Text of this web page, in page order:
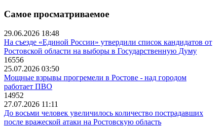
Самое просматриваемое
29.06.2026 18:48
На съезде «Единой России» утвердили список кандидатов от
Ростовской области на выборы в Государственную Думу
16556
25.07.2026 03:50
Мощные взрывы прогремели в Ростове - над городом
работает ПВО
14952
27.07.2026 11:11
До восьми человек увеличилось количество пострадавших
после вражеской атаки на Ростовскую область